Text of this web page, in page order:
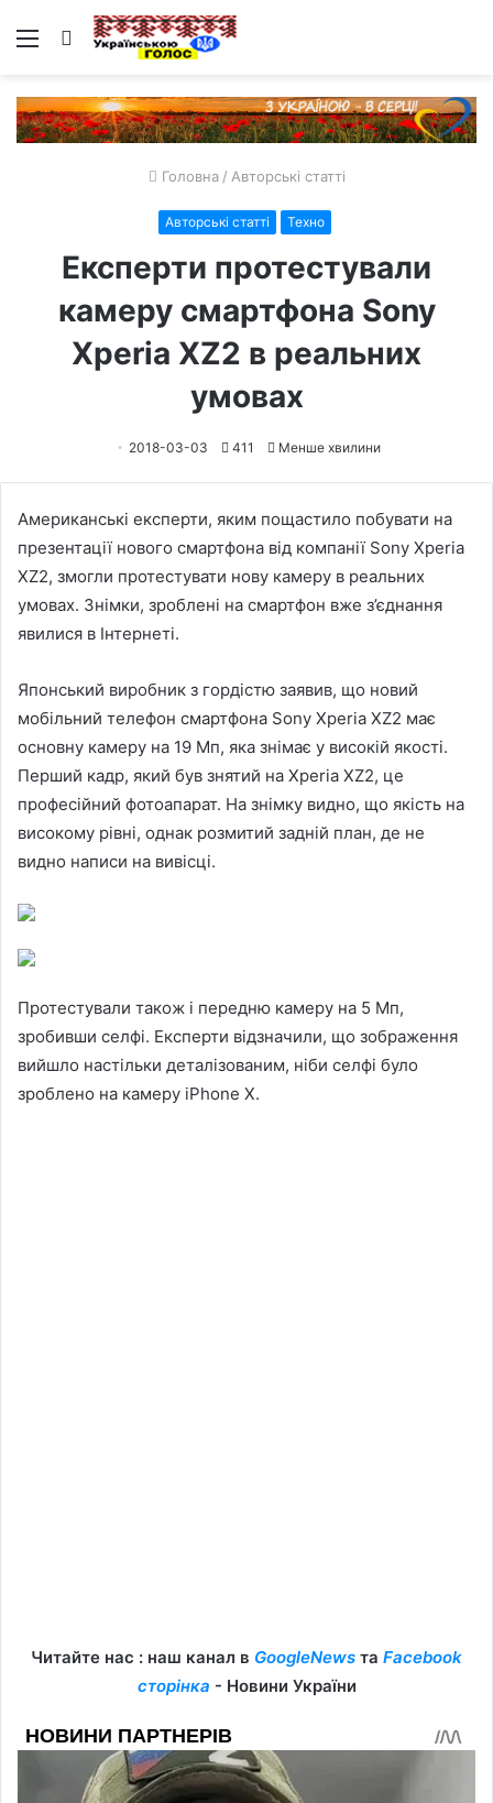
Меню Пошук
Головна / Авторські статті
Авторські статті Техно
Експерти протестували
камеру смартфона Sony
Xperia XZ2 в реальних
умовах
2018-03-03 411 Менше хвилини
Американські експерти, яким пощастило побувати на
презентації нового смартфона від компанії Sony Xperia
XZ2, змогли протестувати нову камеру в реальних
умовах. Знімки, зроблені на смартфон вже з’єднання
явилися в Інтернеті.
Японський виробник з гордістю заявив, що новий
мобільний телефон смартфона Sony Xperia XZ2 має
основну камеру на 19 Мп, яка знімає у високій якості.
Перший кадр, який був знятий на Xperia XZ2, це
професійний фотоапарат. На знімку видно, що якість на
високому рівні, однак розмитий задній план, де не
видно написи на вивісці.
Протестували також і передню камеру на 5 Мп,
зробивши селфі. Експерти відзначили, що зображення
вийшло настільки деталізованим, ніби селфі було
зроблено на камеру iPhone X.
Читайте нас : наш канал в GoogleNews та Facebook
сторінка - Новини України